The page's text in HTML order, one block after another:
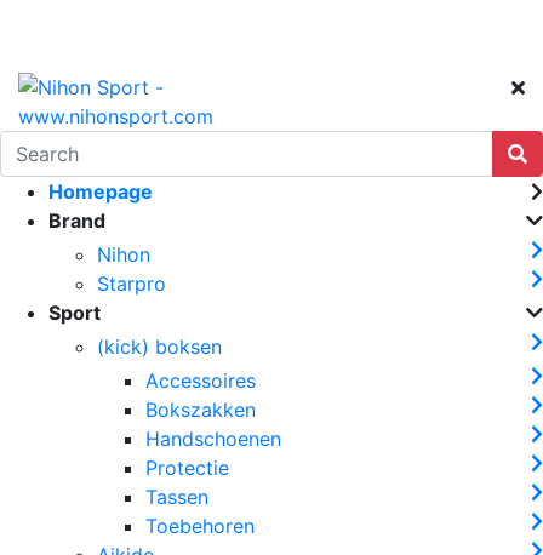
Homepage
Brand
Nihon
Starpro
Sport
(kick) boksen
Accessoires
Bokszakken
Handschoenen
Protectie
Tassen
Toebehoren